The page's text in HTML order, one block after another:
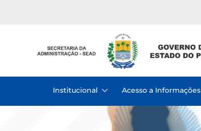
Institucional Acesso a Informações